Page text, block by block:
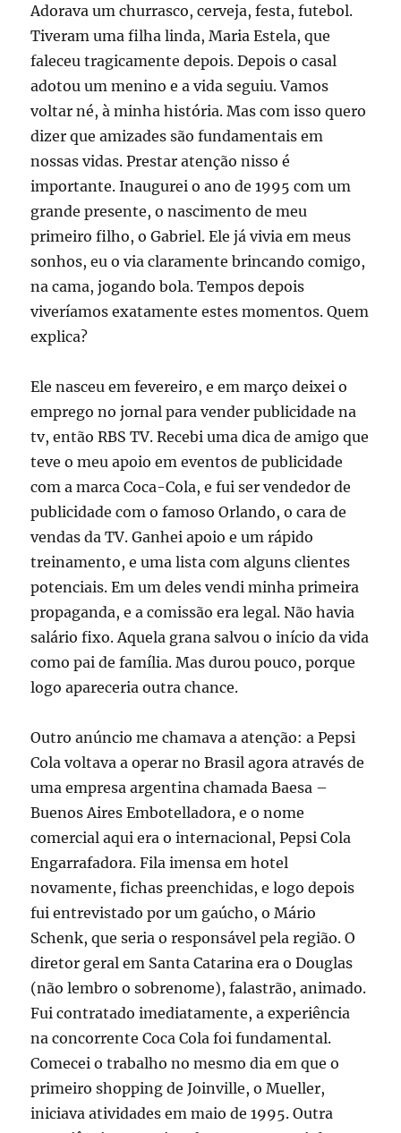
Adorava um churrasco, cerveja, festa, futebol.
Tiveram uma filha linda, Maria Estela, que
faleceu tragicamente depois. Depois o casal
adotou um menino e a vida seguiu. Vamos
voltar né, à minha história. Mas com isso quero
dizer que amizades são fundamentais em
nossas vidas. Prestar atenção nisso é
importante. Inaugurei o ano de 1995 com um
grande presente, o nascimento de meu
primeiro filho, o Gabriel. Ele já vivia em meus
sonhos, eu o via claramente brincando comigo,
na cama, jogando bola. Tempos depois
viveríamos exatamente estes momentos. Quem
explica?
Ele nasceu em fevereiro, e em março deixei o
emprego no jornal para vender publicidade na
tv, então RBS TV. Recebi uma dica de amigo que
teve o meu apoio em eventos de publicidade
com a marca Coca-Cola, e fui ser vendedor de
publicidade com o famoso Orlando, o cara de
vendas da TV. Ganhei apoio e um rápido
treinamento, e uma lista com alguns clientes
potenciais. Em um deles vendi minha primeira
propaganda, e a comissão era legal. Não havia
salário fixo. Aquela grana salvou o início da vida
como pai de família. Mas durou pouco, porque
logo apareceria outra chance.
Outro anúncio me chamava a atenção: a Pepsi
Cola voltava a operar no Brasil agora através de
uma empresa argentina chamada Baesa –
Buenos Aires Embotelladora, e o nome
comercial aqui era o internacional, Pepsi Cola
Engarrafadora. Fila imensa em hotel
novamente, fichas preenchidas, e logo depois
fui entrevistado por um gaúcho, o Mário
Schenk, que seria o responsável pela região. O
diretor geral em Santa Catarina era o Douglas
(não lembro o sobrenome), falastrão, animado.
Fui contratado imediatamente, a experiência
na concorrente Coca Cola foi fundamental.
Comecei o trabalho no mesmo dia em que o
primeiro shopping de Joinville, o Mueller,
iniciava atividades em maio de 1995. Outra